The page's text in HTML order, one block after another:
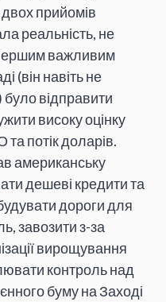
прийомів
реальність, не
важливим
(він навіть не
відправити
високу оцінку
потік доларів.
американську
дешеві кредити та
дороги для
завозити з-за
вирощування
контроль над
буму на Заході